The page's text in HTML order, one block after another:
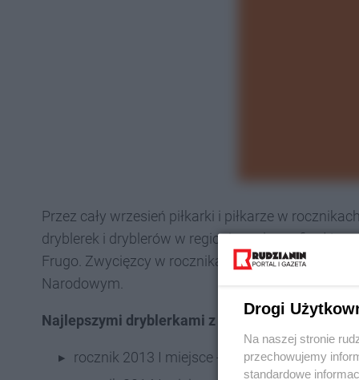
Przez cały wrzesień piłkarki i piłkarze w
dryblerek i dryblerów w regionie podczas finałów
Frugo. Zwycięzcy w rocznikach 2013 i 2014
Narodowym.
Najlepszymi dryblerkami z Rudy Śląskiej w
rocznik 2013 I miejsce - Maja GąsiorŚLAP/
Drogi
Na naszej stronie
przechowujemy
standardowe